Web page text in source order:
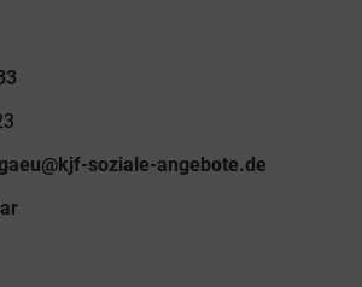
soziale-angebote.de